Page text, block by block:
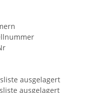
ausgelagert
ausgelagert